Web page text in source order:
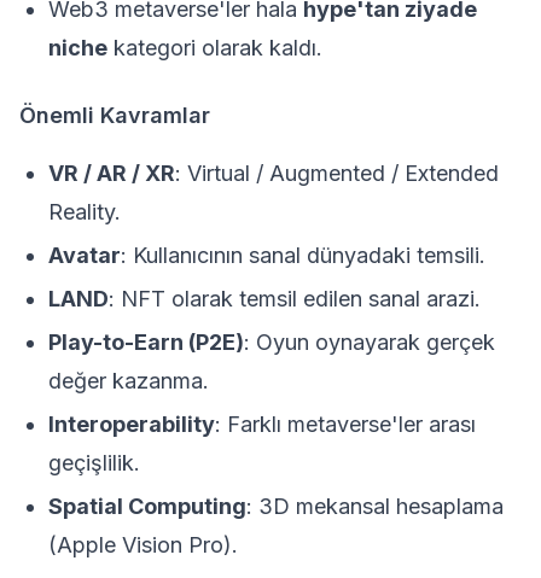
Web3 metaverse'ler hala hype'tan ziyade
niche kategori olarak kaldı.
Önemli Kavramlar
VR / AR / XR: Virtual / Augmented / Extended
Reality.
Avatar: Kullanıcının sanal dünyadaki temsili.
LAND: NFT olarak temsil edilen sanal arazi.
Play-to-Earn (P2E): Oyun oynayarak gerçek
değer kazanma.
Interoperability: Farklı metaverse'ler arası
geçişlilik.
Spatial Computing: 3D mekansal hesaplama
(Apple Vision Pro).